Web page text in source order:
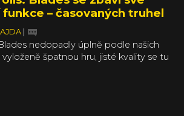
– časovaných truhel
nedopadly úplně podle našich
špatnou hru, jisté kvality se tu
za pár dní by možná stálo za to se
jak moc ji změní velký update.